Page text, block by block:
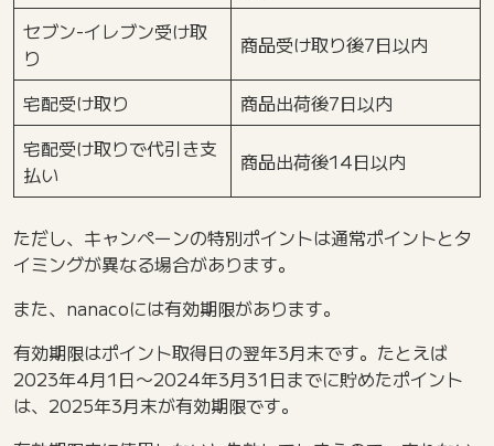
セブン-イレブン受け取
り
商品受け取り後7日以内
宅配受け取り
商品出荷後7日以内
宅配受け取りで代引き支
払い
商品出荷後14日以内
ただし、キャンペーンの特別ポイントは通常ポイントとタ
イミングが異なる場合があります。
また、nanacoには有効期限があります。
有効期限はポイント取得日の翌年3月末です。たとえば
2023年4月1日〜2024年3月31日までに貯めたポイント
は、2025年3月末が有効期限です。